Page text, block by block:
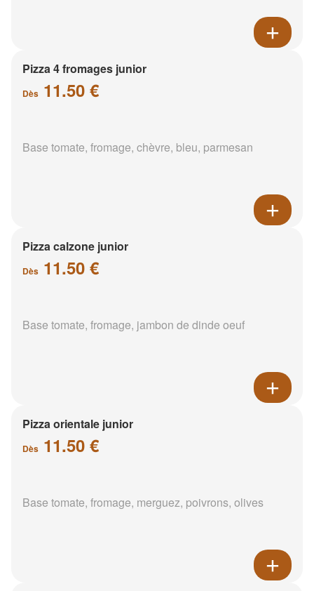
Pizza 4 fromages junior
Dès 11.50 €
Base tomate, fromage, chèvre, bleu, parmesan
Pizza calzone junior
Dès 11.50 €
Base tomate, fromage, jambon de dinde oeuf
Pizza orientale junior
Dès 11.50 €
Base tomate, fromage, merguez, poivrons, olives